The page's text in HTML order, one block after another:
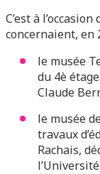
C’est à
concernaient, en
le musée
du 4è
Claude
le musée
travaux
Rachais,